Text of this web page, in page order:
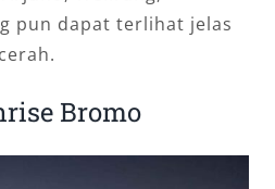
pun dapat terlihat jelas
Bromo